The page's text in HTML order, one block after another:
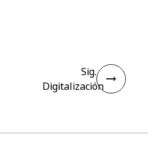
Sig.
Digitalización